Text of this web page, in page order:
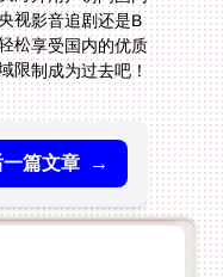
松享受国内的优质
限制成为过去吧！
一篇文章 →